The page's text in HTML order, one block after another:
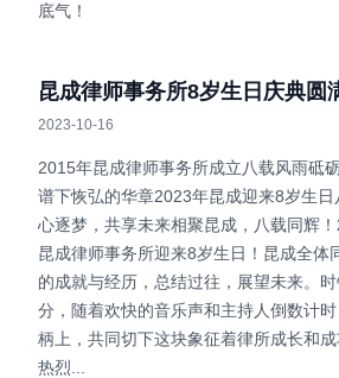
底气！
昆成律师事务所8岁生日庆典圆
2023-10-16
2015年昆成律师事务所成立八载风雨砥
谱下恢弘的华章2023年昆成迎来8岁生日
心逐梦，共享未来相聚昆成，八载同辉
昆成律师事务所迎来8岁生日！昆成全体
的成就与经历，总结过往，展望未来。
分，随着欢快的音乐声和主持人倒数计
柄上，共同切下这块象征着律所成长和
热烈...